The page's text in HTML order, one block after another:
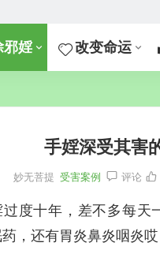
邪婬 改变命运
手婬深受其害
妙无菩提 受害案例 评论
度十年，差不多每
，还有胃炎鼻炎咽炎哎